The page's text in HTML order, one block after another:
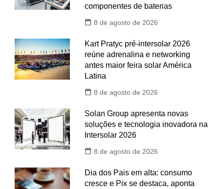
componentes de baterias
8 de agosto de 2026
Kart Pratyc pré-intersolar 2026
reúne adrenalina e networking
antes maior feira solar América
Latina
8 de agosto de 2026
Solan Group apresenta novas
soluções e tecnologia inovadora na
Intersolar 2026
8 de agosto de 2026
Dia dos Pais em alta: consumo
cresce e Pix se destaca, aponta